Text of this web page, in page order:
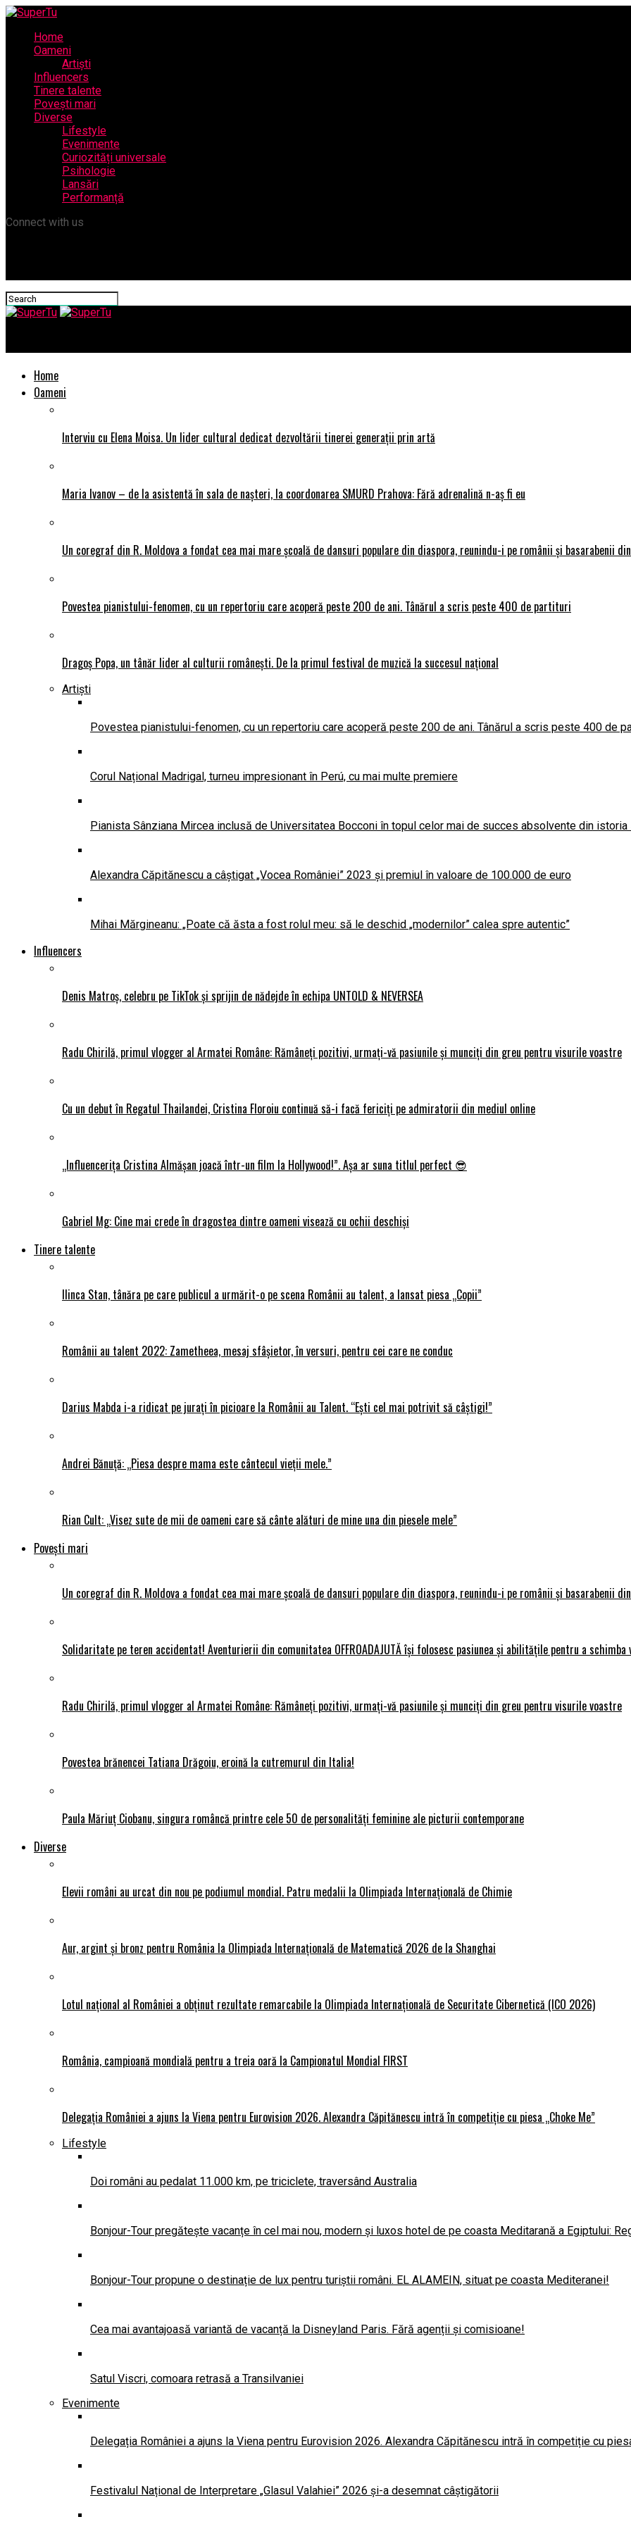
Home
Oameni
Artiști
Influencers
Tinere talente
Povești mari
Diverse
Lifestyle
Evenimente
Curiozități universale
Psihologie
Lansări
Performanță
Connect with us
Home
Oameni
Interviu cu Elena Moisa. Un lider cultural dedicat dezvoltării tinerei generații prin artă
Maria Ivanov – de la asistentă în sala de nașteri, la coordonarea SMURD Prahova: Fără adrenalină n-aș fi eu
Un coregraf din R. Moldova a fondat cea mai mare școală de dansuri populare din diaspora, reunindu-i pe românii și basarabenii
Povestea pianistului-fenomen, cu un repertoriu care acoperă peste 200 de ani. Tânărul a scris peste 400 de partituri
Dragoș Popa, un tânăr lider al culturii românești. De la primul festival de muzică la succesul național
Artiști
Povestea pianistului-fenomen, cu un repertoriu care acoperă peste 200 de ani. Tânărul a scris peste 400 de
Corul Național Madrigal, turneu impresionant în Perú, cu mai multe premiere
Pianista Sânziana Mircea inclusă de Universitatea Bocconi în topul celor mai de succes absolvente din istoria
Alexandra Căpitănescu a câștigat „Vocea României” 2023 și premiul în valoare de 100.000 de euro
Mihai Mărgineanu: „Poate că ăsta a fost rolul meu: să le deschid „modernilor” calea spre autentic”
Influencers
Denis Matroș, celebru pe TikTok și sprijin de nădejde în echipa UNTOLD & NEVERSEA
Radu Chirilă, primul vlogger al Armatei Române: Rămâneți pozitivi, urmați-vă pasiunile și munciți din greu pentru visurile voastre
Cu un debut în Regatul Thailandei, Cristina Floroiu continuă să-i facă fericiți pe admiratorii din mediul online
„Influencerița Cristina Almășan joacă într-un film la Hollywood!”. Așa ar suna titlul perfect 😎
Gabriel Mg: Cine mai crede în dragostea dintre oameni visează cu ochii deschiși
Tinere talente
Ilinca Stan, tânăra pe care publicul a urmărit-o pe scena Românii au talent, a lansat piesa „Copii”
Românii au talent 2022: Zametheea, mesaj sfâșietor, în versuri, pentru cei care ne conduc
Darius Mabda i-a ridicat pe jurați în picioare la Românii au Talent. “Ești cel mai potrivit să câștigi!”
Andrei Bănuță: „Piesa despre mama este cântecul vieții mele.”
Rian Cult: „Visez sute de mii de oameni care să cânte alături de mine una din piesele mele”
Povești mari
Un coregraf din R. Moldova a fondat cea mai mare școală de dansuri populare din diaspora, reunindu-i pe românii și basarabenii
Solidaritate pe teren accidentat! Aventurierii din comunitatea OFFROADAJUTĂ își folosesc pasiunea și abilitățile pentru a schimba
Radu Chirilă, primul vlogger al Armatei Române: Rămâneți pozitivi, urmați-vă pasiunile și munciți din greu pentru visurile voastre
Povestea brănencei Tatiana Drăgoiu, eroină la cutremurul din Italia!
Paula Măriuț Ciobanu, singura româncă printre cele 50 de personalități feminine ale picturii contemporane
Diverse
Elevii români au urcat din nou pe podiumul mondial. Patru medalii la Olimpiada Internațională de Chimie
Aur, argint și bronz pentru România la Olimpiada Internațională de Matematică 2026 de la Shanghai
Lotul național al României a obținut rezultate remarcabile la Olimpiada Internațională de Securitate Cibernetică (ICO 2026)
România, campioană mondială pentru a treia oară la Campionatul Mondial FIRST
Delegația României a ajuns la Viena pentru Eurovision 2026. Alexandra Căpitănescu intră în competiție cu piesa „Choke Me”
Lifestyle
Doi români au pedalat 11.000 km, pe triciclete, traversând Australia
Bonjour-Tour pregătește vacanțe în cel mai nou, modern și luxos hotel de pe coasta Meditarană a Egiptului:
Bonjour-Tour propune o destinație de lux pentru turiștii români. EL ALAMEIN, situat pe coasta Mediteranei!
Cea mai avantajoasă variantă de vacanță la Disneyland Paris. Fără agenții și comisioane!
Satul Viscri, comoara retrasă a Transilvaniei
Evenimente
Delegația României a ajuns la Viena pentru Eurovision 2026. Alexandra Căpitănescu intră în competiție cu
Festivalul Național de Interpretare „Glasul Valahiei” 2026 și-a desemnat câștigătorii